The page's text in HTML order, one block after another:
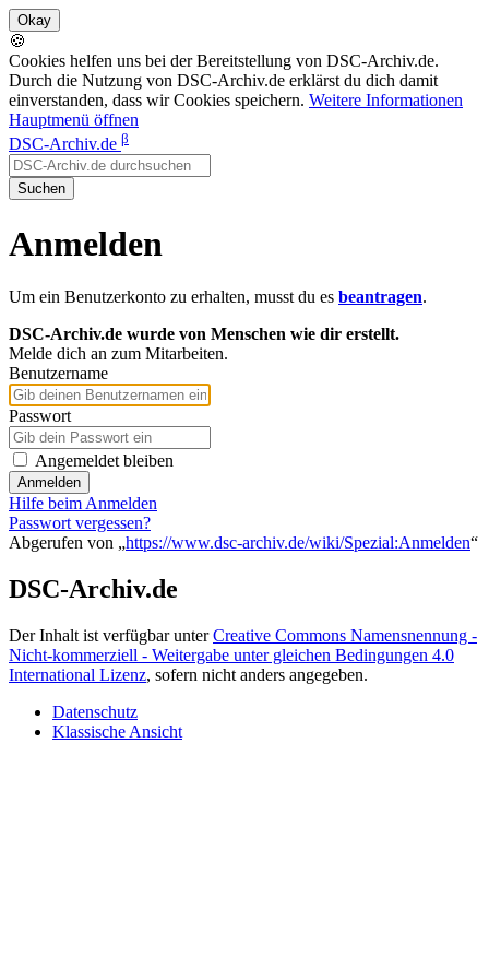
🍪
Cookies helfen uns bei der Bereitstellung von DSC-Archiv.de.
Durch die Nutzung von DSC-Archiv.de erklärst du dich damit
einverstanden, dass wir Cookies speichern. Weitere Informationen
Hauptmenü öffnen
DSC-Archiv.de β
Suchen
Anmelden
Um ein Benutzerkonto zu erhalten, musst du es beantragen.
DSC-Archiv.de wurde von Menschen wie dir erstellt.
Melde dich an zum Mitarbeiten.
Benutzername
Passwort
Angemeldet bleiben
Anmelden
Hilfe beim Anmelden
Passwort vergessen?
Abgerufen von „https://www.dsc-archiv.de/wiki/Spezial:Anmelden“
DSC-Archiv.de
Der Inhalt ist verfügbar unterCreative Commons Namensnennung -
Nicht-kommerziell - Weitergabe unter gleichen Bedingungen 4.0
International Lizenz, sofern nicht anders angegeben.
Datenschutz
Klassische Ansicht